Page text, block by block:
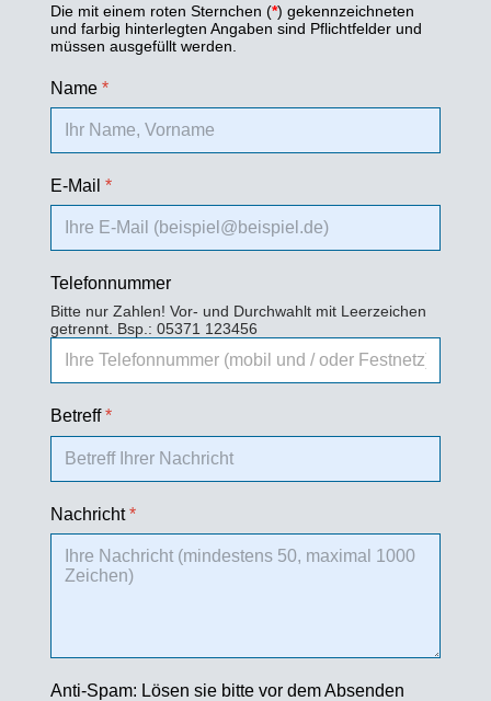
Die mit einem roten Sternchen (*) gekennzeichneten
und farbig hinterlegten Angaben sind Pflichtfelder und
müssen ausgefüllt werden.
Name*
E-Mail*
Telefonnummer
Bitte nur Zahlen! Vor- und Durchwahlt mit Leerzeichen
getrennt. Bsp.: 05371 123456
Betreff*
Nachricht*
Anti-Spam: Lösen sie bitte vor dem Absenden